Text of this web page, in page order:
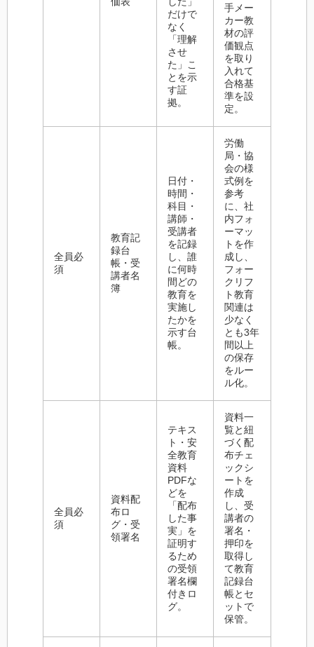
だけで
なく
「理解
させ
た」こ
とを示
す証
拠。
手メー
カー教
材の評
価観点
を取り
入れて
合格基
準を設
定。
全員必
須
教育記
録台
帳・受
講者名
簿
日付・
時間・
科目・
講師・
受講者
を記録
し、誰
に何時
間どの
教育を
実施し
たかを
示す台
帳。
労働
局・協
会の様
式例を
参考
に、社
内フォ
ーマッ
トを作
成し、
フォー
クリフ
ト教育
関連は
少なく
とも3年
間以上
の保存
をルー
ル化。
全員必
須
資料配
布ロ
グ・受
領署名
テキス
ト・安
全教育
資料
PDFな
どを
「配布
した事
実」を
証明す
るため
の受領
署名欄
付きロ
グ。
資料一
覧と紐
づく配
布チェ
ックシ
ートを
作成
し、受
講者の
署名・
押印を
取得し
て教育
記録台
帳とセ
ットで
保管。